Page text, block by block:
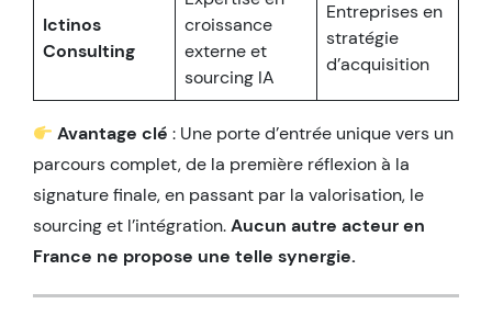
Ictinos
Consulting
croissance
externe et
sourcing IA
Entreprises en
stratégie
d’acquisition
Avantage clé : Une porte d’entrée unique vers un
parcours complet, de la première réflexion à la
signature finale, en passant par la valorisation, le
sourcing et l’intégration.Aucun autre acteur en
France ne propose une telle synergie.